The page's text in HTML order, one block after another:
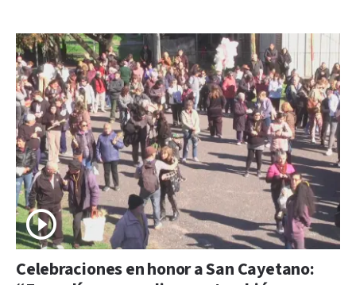
Celebraciones en honor a San Cayetano: